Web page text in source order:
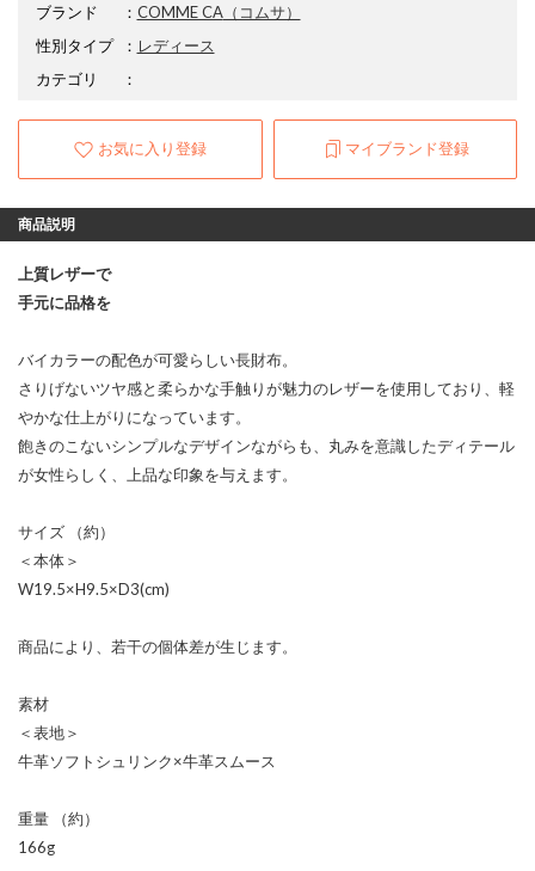
ブランド
： COMME CA（コムサ）
性別タイプ
： レディース
カテゴリ
：
お気に入り登録 マイブランド登録
商品説明
上質レザーで
手元に品格を
バイカラーの配色が可愛らしい長財布。
さりげないツヤ感と柔らかな手触りが魅力のレザーを使用しており、軽
やかな仕上がりになっています。
飽きのこないシンプルなデザインながらも、丸みを意識したディテール
が女性らしく、上品な印象を与えます。
サイズ （約）
＜本体＞
W19.5×H9.5×D3(cm)
商品により、若干の個体差が生じます。
素材
＜表地＞
牛革ソフトシュリンク×牛革スムース
重量 （約）
166g